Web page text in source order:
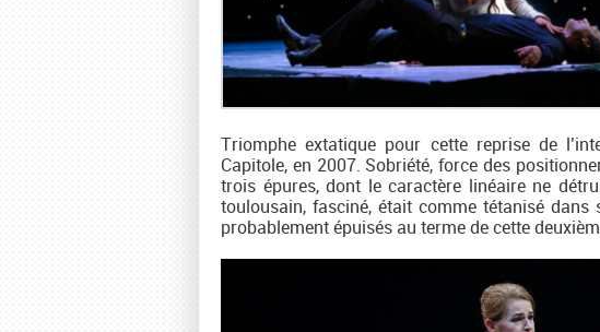
Triomphe extatique pour cette reprise de
Capitole, en 2007. Sobriété, force des
trois épures, dont le caractère linéaire ne
toulousain, fasciné, était comme tétanisé
probablement épuisés au terme de cette